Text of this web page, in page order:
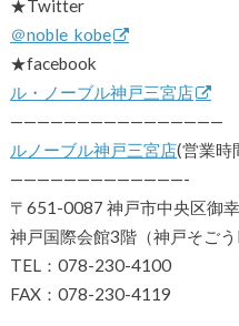
★Twitter
＠noble_kobe
★facebook
ル・ノーブル神戸三宮店
————————————————
ルノーブル神戸三宮店(営業時
—————————————-
〒651-0087 神戸市中央区御
神戸国際会館3階（神戸そごう
TEL：078-230-4100
FAX：078-230-4119